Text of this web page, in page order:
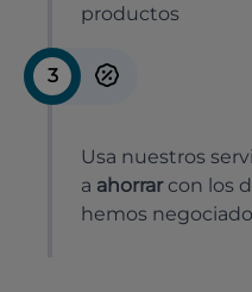
productos
3
Usa nuestros
a ahorrar con los
hemos